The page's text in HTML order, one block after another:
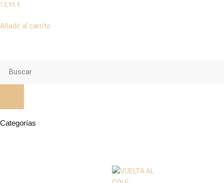
12,95 €
Añadir al carrito
Categorías